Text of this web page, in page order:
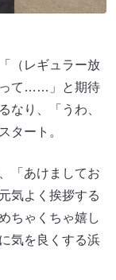
（レギュラー放
って……」と期待
なり、「うわ、
タート。
「あけましてお
気よく挨拶する
ちゃくちゃ嬉し
気を良くする浜